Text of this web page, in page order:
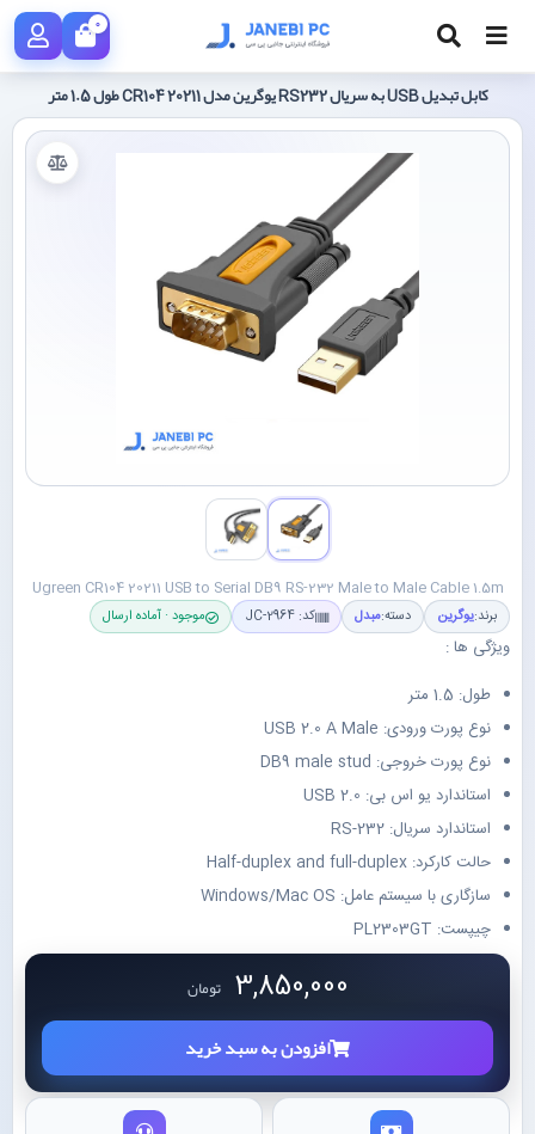
0
کابل تبدیل USB به سریال RS232 یوگرین مدل CR104 20211 طول 1.5 متر
Ugreen CR104 20211 USB to Serial DB9 RS-232 Male to Male Cable 1.5m
برند:یوگرین دسته:مبدل کد: JC-2964 موجود · آماده ارسال
ویژگی ها :
طول: 1.5 متر
نوع پورت ورودی: USB 2.0 A Male
نوع پورت خروجی: DB9 male stud
استاندارد یو اس بی: USB 2.0
استاندارد سریال: RS-232
حالت کارکرد: Half-duplex and full-duplex
سازگاری با سیستم عامل: Windows/Mac OS
چیپست: PL2303GT
3,850,000 تومان
افزودن به سبد خرید